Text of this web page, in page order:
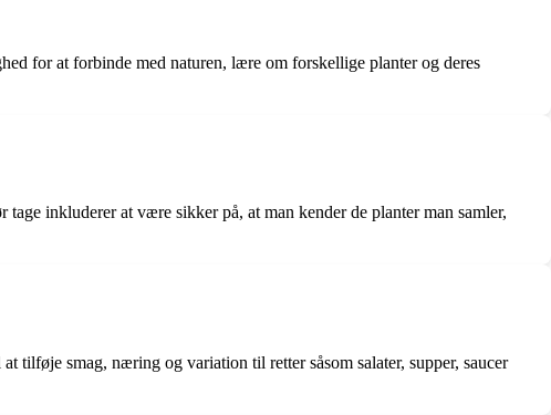
for at forbinde med naturen, lære om forskellige planter og deres
inkluderer at være sikker på, at man kender de planter man samler,
tilføje smag, næring og variation til retter såsom salater, supper, saucer